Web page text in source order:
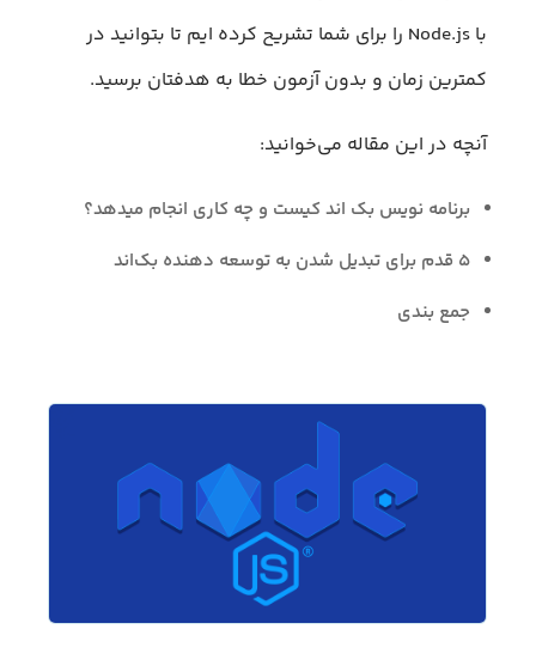
با Node.js را برای شما تشریح کرده ایم تا بتوانید در
کمترین زمان و بدون آزمون خطا به هدفتان برسید.
آنچه در این مقاله می‌خوانید:
برنامه نویس بک اند کیست و چه کاری انجام میدهد؟
۵ قدم برای تبدیل شدن به توسعه دهنده بک‌اند
جمع بندی